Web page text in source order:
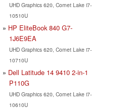
UHD Graphics 620, Comet Lake i7-
10510U
HP EliteBook 840 G7-
1J6E9EA
UHD Graphics 620, Comet Lake i7-
10710U
Dell Latitude 14 9410 2-in-1
P110G
UHD Graphics 620, Comet Lake i7-
10610U